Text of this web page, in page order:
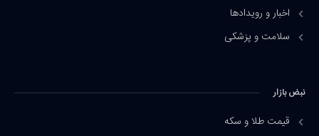
اخبار و رویدادها
سلامت و پزشکی
نبض بازار
قیمت طلا و سکه